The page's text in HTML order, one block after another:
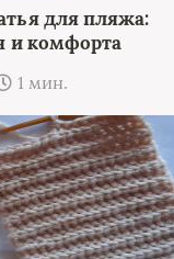
для пляжа:
и комфорта
1 мин.